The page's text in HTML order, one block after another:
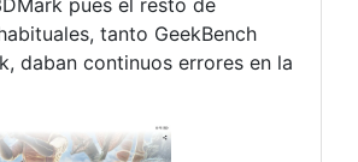
tanto GeekBench
daban continuos errores en la